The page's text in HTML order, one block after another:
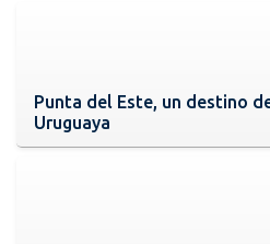
Punta del Este, un destino
Uruguaya